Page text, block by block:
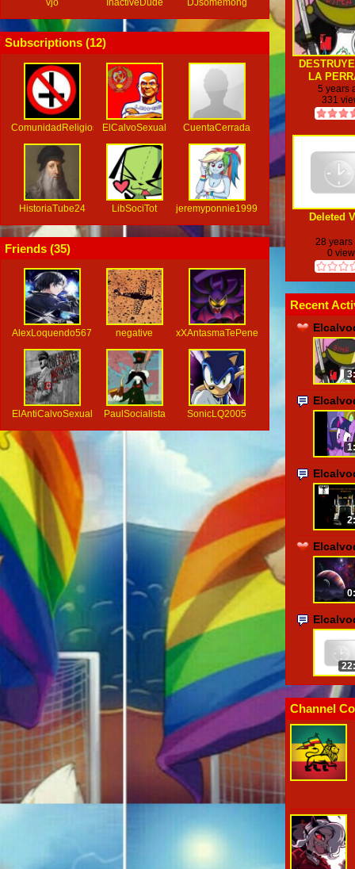
vjo InactiveDude DJsomemong
Subscriptions (12)
ComunidadReligiosa ElCalvoSexual CuentaCerrada
HistoriaTube24 LibSociTot jeremyponnie1999
Friends (35)
AlexLoquendo567 negative xXAntasmaTePenetraXx
ElAntiCalvoSexual PaulSocialista SonicLQ2005
LA
19
5 years
331
Deleted
28 years
0
Recent
Channel